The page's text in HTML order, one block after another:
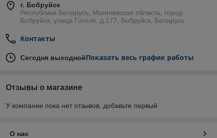
г. Бобруйск
Республика Беларусь, Могилевская область, город
Бобруйск, улица Гоголя, д.177, Бобруйск, Беларусь
Контакты
Сегодня выходнойПоказать весь график работы
Отзывы о магазине
У компании пока нет отзывов, добавьте первый
О нас